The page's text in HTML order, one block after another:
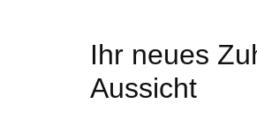
Ihr neues
Aussicht